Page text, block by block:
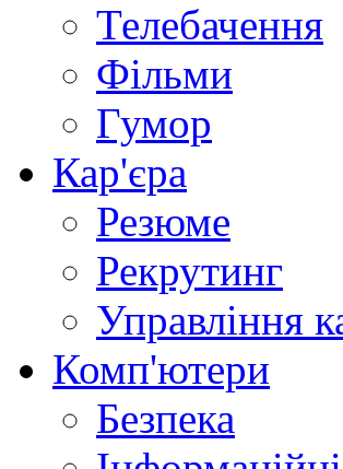
Телебачення
Фільми
Гумор
Кар'єра
Резюме
Рекрутинг
Управління
Комп'ютери
Безпека